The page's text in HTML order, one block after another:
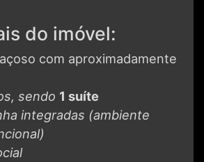
do imóvel:
com aproximadamente
sendo 1 suíte
integradas (ambiente